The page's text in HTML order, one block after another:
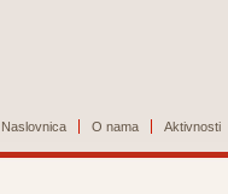
Naslovnica O nama Aktivnosti